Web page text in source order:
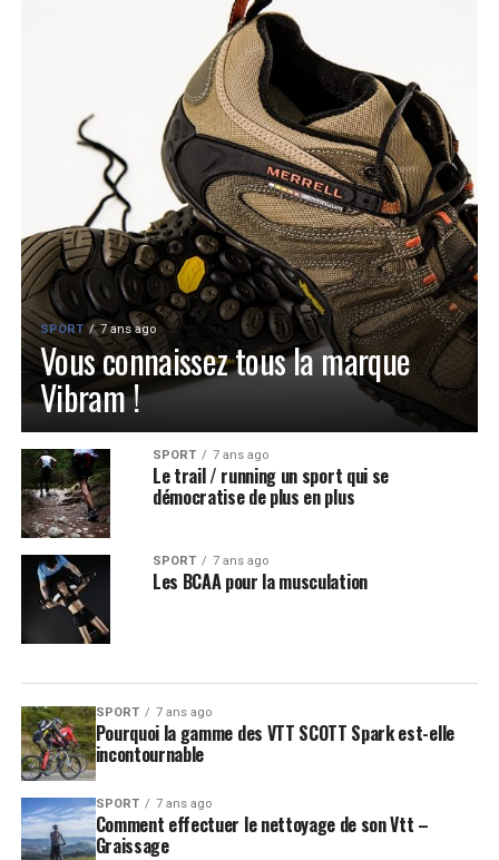
SPORT 7 ans ago
Vous connaissez tous la marque
Vibram !
SPORT 7 ans ago
Le trail / running un sport qui se
démocratise de plus en plus
SPORT 7 ans ago
Les BCAA pour la musculation
SPORT 7 ans ago
Pourquoi la gamme des VTT SCOTT Spark est-elle
incontournable
SPORT 7 ans ago
Comment effectuer le nettoyage de son Vtt –
Graissage